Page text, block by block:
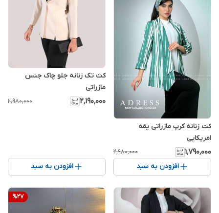
کت زنانه کرپ مازراتی یقه
امریکایی
۱٬۷۹۰٬۰۰۰ ۲٬۹۸۰٬۰۰۰
افزودن به سبد
کت تک زنانه جلو چاک جنس
مازراتی
۲٬۱۹۰٬۰۰۰ ۲٬۹۸۰٬۰۰۰
افزودن به سبد
%27